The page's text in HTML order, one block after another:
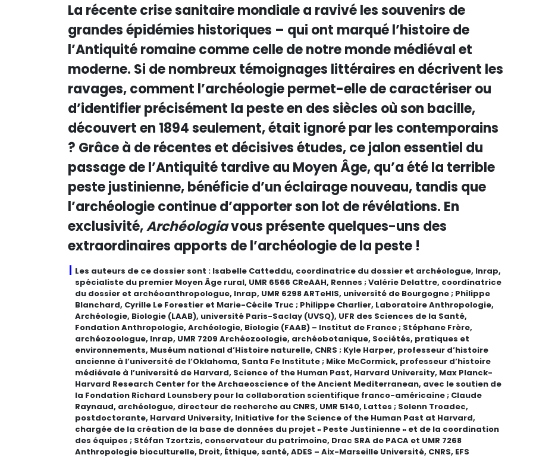
La récente crise sanitaire mondiale a ravivé les souvenirs de
grandes épidémies historiques – qui ont marqué l’histoire de
l’Antiquité romaine comme celle de notre monde médiéval et
moderne. Si de nombreux témoignages littéraires en décrivent les
ravages, comment l’archéologie permet-elle de caractériser ou
d’identifier précisément la peste en des siècles où son bacille,
découvert en 1894 seulement, était ignoré par les contemporains
? Grâce à de récentes et décisives études, ce jalon essentiel du
passage de l’Antiquité tardive au Moyen Âge, qu’a été la terrible
peste justinienne, bénéficie d’un éclairage nouveau, tandis que
l’archéologie continue d’apporter son lot de révélations. En
exclusivité,Archéologiavous présente quelques-uns des
extraordinaires apports de l’archéologie de la peste !
Les auteurs de ce dossier sont : Isabelle Catteddu, coordinatrice du dossier et archéologue, Inrap,
spécialiste du premier Moyen Âge rural, UMR 6566 CReAAH, Rennes ; Valérie Delattre, coordinatrice
du dossier et archéoanthropologue, Inrap, UMR 6298 ARTeHIS, université de Bourgogne ; Philippe
Blanchard, Cyrille Le Forestier et Marie-Cécile Truc ; Philippe Charlier, Laboratoire Anthropologie,
Archéologie, Biologie (LAAB), université Paris-Saclay (UVSQ), UFR des Sciences de la Santé,
Fondation Anthropologie, Archéologie, Biologie (FAAB) – Institut de France ; Stéphane Frère,
archéozoologue, Inrap, UMR 7209 Archéozoologie, archéobotanique, Sociétés, pratiques et
environnements, Muséum national d’Histoire naturelle, CNRS ; Kyle Harper, professeur d’histoire
ancienne à l’université de l’Oklahoma, Santa Fe Institute ; Mike McCormick, professeur d’histoire
médiévale à l’université de Harvard, Science of the Human Past, Harvard University, Max Planck-
Harvard Research Center for the Archaeoscience of the Ancient Mediterranean, avec le soutien de
la Fondation Richard Lounsbery pour la collaboration scientifique franco-américaine ; Claude
Raynaud, archéologue, directeur de recherche au CNRS, UMR 5140, Lattes ; Solenn Troadec,
postdoctorante, Harvard University, Initiative for the Science of the Human Past at Harvard,
chargée de la création de la base de données du projet « Peste Justinienne » et de la coordination
des équipes ; Stéfan Tzortzis, conservateur du patrimoine, Drac SRA de PACA et UMR 7268
Anthropologie bioculturelle, Droit, Éthique, santé, ADES – Aix-Marseille Université, CNRS, EFS